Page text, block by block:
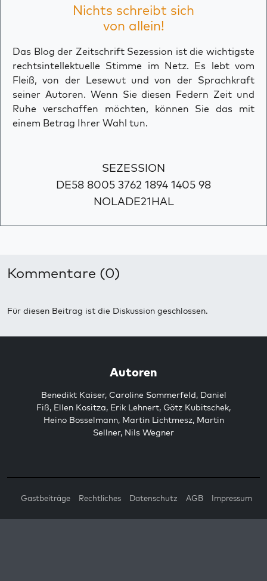
Nichts schreibt sich
von allein!
Das Blog der Zeitschrift Sezession ist die wichtigste
rechtsintellektuelle Stimme im Netz. Es lebt vom
Fleiß, von der Lesewut und von der Sprachkraft
seiner Autoren. Wenn Sie diesen Federn Zeit und
Ruhe verschaffen möchten, können Sie das mit
einem Betrag Ihrer Wahl tun.
SEZESSION
DE58 8005 3762 1894 1405 98
NOLADE21HAL
Kommentare (0)
Für diesen Beitrag ist die Diskussion geschlossen.
Autoren
Benedikt Kaiser, Caroline Sommerfeld, Daniel
Fiß, Ellen Kositza, Erik Lehnert, Götz Kubitschek,
Heino Bosselmann, Martin Lichtmesz, Martin
Sellner, Nils Wegner
Gastbeiträge Rechtliches Datenschutz AGB Impressum